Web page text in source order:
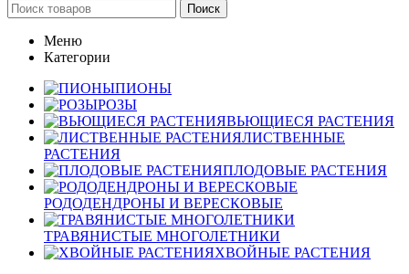
Поиск
Меню
Категории
ПИОНЫ
РОЗЫ
ВЬЮЩИЕСЯ РАСТЕНИЯ
ЛИСТВЕННЫЕ
РАСТЕНИЯ
ПЛОДОВЫЕ РАСТЕНИЯ
РОДОДЕНДРОНЫ И ВЕРЕСКОВЫЕ
ТРАВЯНИСТЫЕ МНОГОЛЕТНИКИ
ХВОЙНЫЕ РАСТЕНИЯ